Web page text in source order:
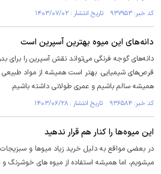
کد خبر: ۹۳۷۹۵۳ تاریخ انتشار : ۱۴۰۳/۰۷/۰۲
دانه‌های این میوه بهترین آسپرین است
دانه‌های گوجه فرنگی می‌تواند نقش آسپرین را برای
قرص‌های شیمیایی. بهتر است همیشه از مواد طبیعی
همیشه سالم باشیم و عمری طولانی داشته باشیم.
کد خبر: ۹۳۶۵۸۴ تاریخ انتشار : ۱۴۰۳/۰۶/۲۸
این میوه‌ها را کنار هم قرار ندهید
در بعضی مواقع به دلیل خرید زیاد میوها و سبزیجات
میشویم، اما همیشه استفاده از میوه های